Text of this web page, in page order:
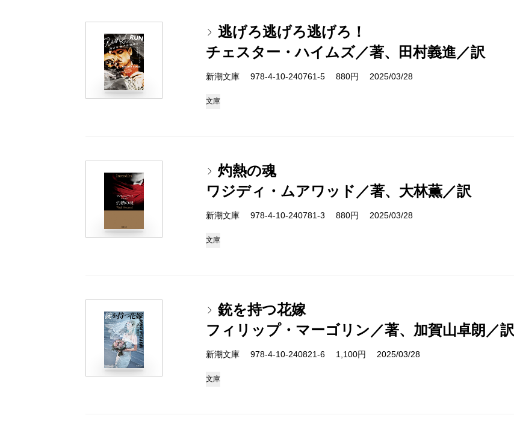
逃げろ逃げろ逃げろ！
チェスター・ハイムズ／著、田村義進／訳
新潮文庫 978-4-10-240761-5 880円 2025/03/28
文庫
灼熱の魂
ワジディ・ムアワッド／著、大林薫／訳
新潮文庫 978-4-10-240781-3 880円 2025/03/28
文庫
銃を持つ花嫁
フィリップ・マーゴリン／著、加賀山卓朗／訳
新潮文庫 978-4-10-240821-6 1,100円 2025/03/28
文庫